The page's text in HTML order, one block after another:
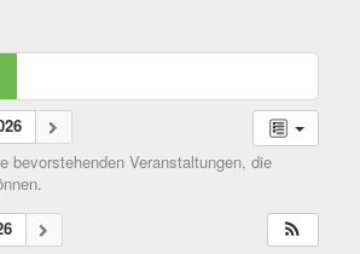
bevorstehenden Veranstaltungen, die